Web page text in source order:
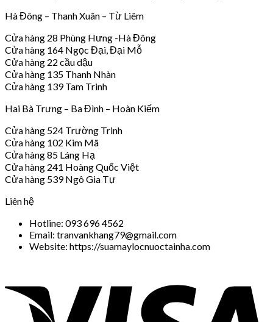
Hà Đông – Thanh Xuân – Từ Liêm
Cửa hàng 28 Phùng Hưng -Hà Đông
Cửa hàng 164 Ngọc Đại, Đại Mỗ
Cửa hàng 22 cầu dậu
Cửa hàng 135 Thanh Nhàn
Cửa hàng 139 Tam Trinh
Hai Bà Trưng – Ba Đình – Hoàn Kiếm
Cửa hàng 524 Trường Trinh
Cửa hàng 102 Kim Mã
Cửa hàng 85 Láng Hạ
Cửa hàng 241 Hoàng Quốc Việt
Cửa hàng 539 Ngô Gia Tự
Liên hệ
Hotline: 093 696 4562
Email: tranvankhang79@gmail.com
Website: https://suamaylocnuoctainha.com